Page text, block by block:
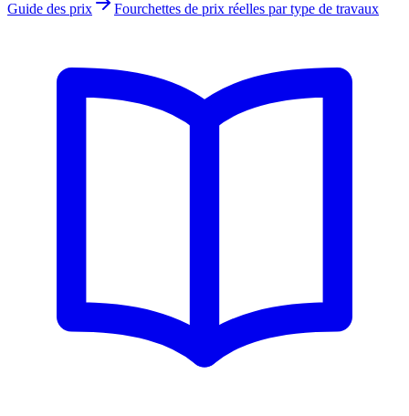
Guide des prix Fourchettes de prix réelles par type de travaux